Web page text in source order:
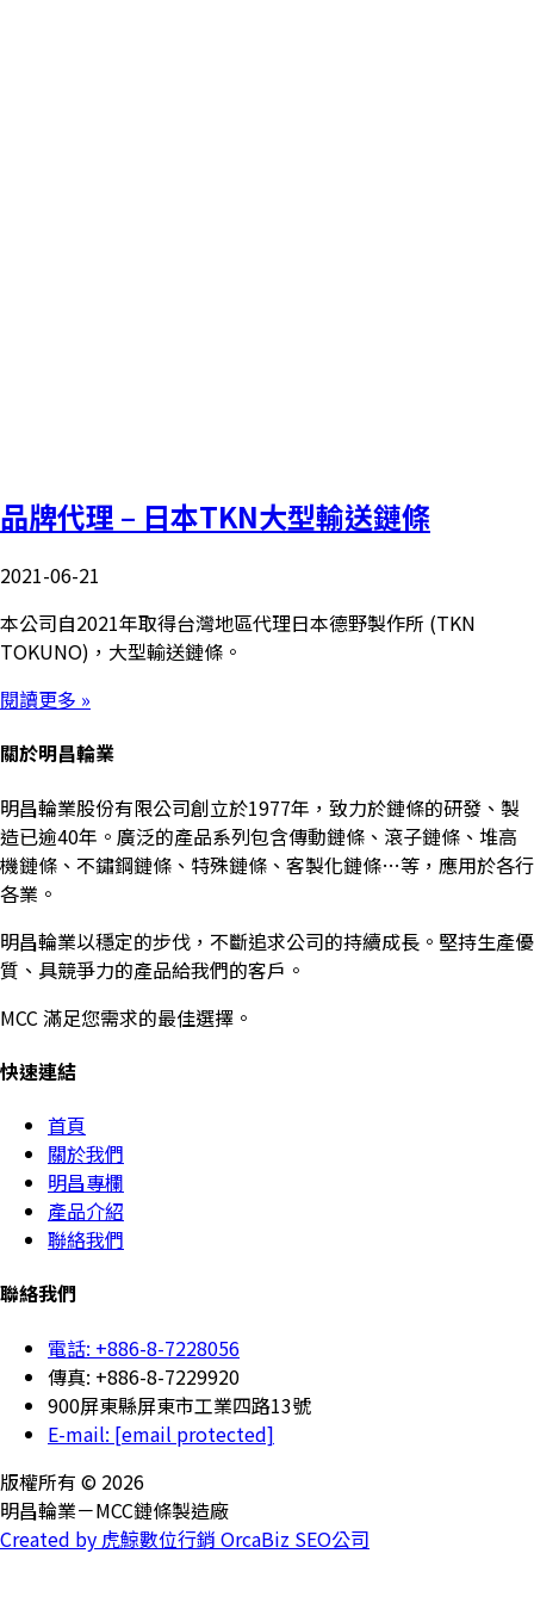
品牌代理 – 日本TKN大型輸送鏈條
2021-06-21
本公司自2021年取得台灣地區代理日本德野製作所 (TKN
TOKUNO)，大型輸送鏈條。
閱讀更多 »
關於明昌輪業
明昌輪業股份有限公司創立於1977年，致力於鏈條的研發、製
造已逾40年。廣泛的產品系列包含傳動鏈條、滾子鏈條、堆高
機鏈條、不鏽鋼鏈條、特殊鏈條、客製化鏈條…等，應用於各行
各業。
明昌輪業以穩定的步伐，不斷追求公司的持續成長。堅持生產優
質、具競爭力的產品給我們的客戶。
MCC 滿足您需求的最佳選擇。
快速連結
首頁
關於我們
明昌專欄
產品介紹
聯絡我們
聯絡我們
電話: +886-8-7228056
傳真: +886-8-7229920
900屏東縣屏東市工業四路13號
E-mail: [email protected]
版權所有 © 2026
明昌輪業－MCC鏈條製造廠
Created by 虎鯨數位行銷 OrcaBiz SEO公司